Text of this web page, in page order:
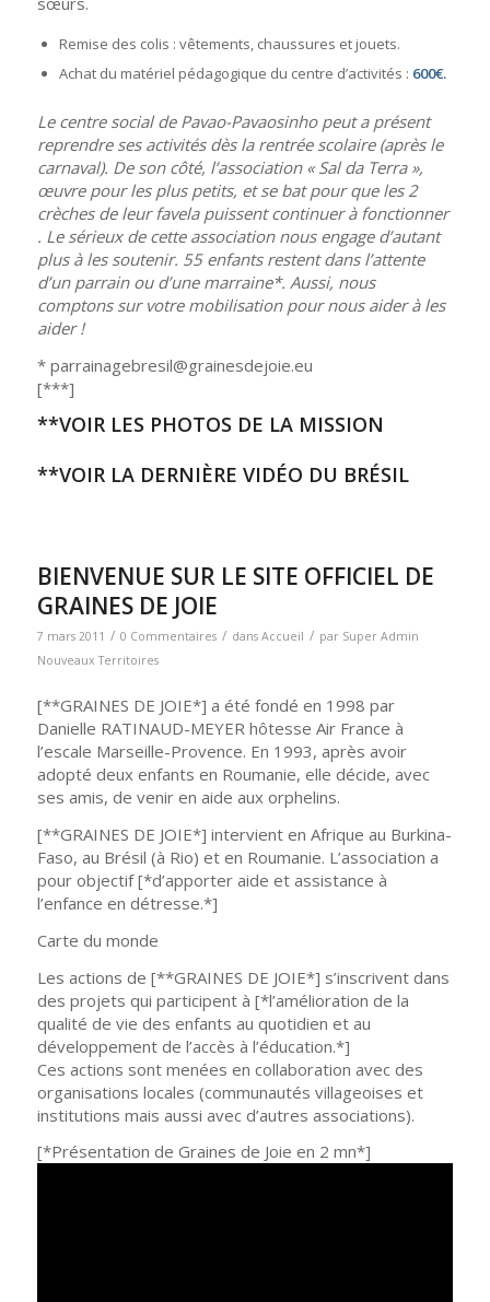
Remise des colis : vêtements, chaussures et jouets.
Achat du matériel pédagogique du centre d’activités : 600€.
Le centre social de Pavao-Pavaosinho peut a présent
reprendre ses activités dès la rentrée scolaire (après le
carnaval). De son côté, l’association « Sal da Terra »,
œuvre pour les plus petits, et se bat pour que les 2
crèches de leur favela puissent continuer à fonctionner
. Le sérieux de cette association nous engage d’autant
plus à les soutenir. 55 enfants restent dans l’attente
d’un parrain ou d’une marraine*. Aussi, nous
comptons sur votre mobilisation pour nous aider à les
aider !
* parrainagebresil@grainesdejoie.eu
[***]
**VOIR LES PHOTOS DE LA MISSION
**VOIR LA DERNIÈRE VIDÉO DU BRÉSIL
BIENVENUE SUR LE SITE OFFICIEL DE
GRAINES DE JOIE
7 mars 2011 / 0 Commentaires / dans Accueil / par Super Admin
Nouveaux Territoires
[**GRAINES DE JOIE*] a été fondé en 1998 par
Danielle RATINAUD-MEYER hôtesse Air France à
l’escale Marseille-Provence. En 1993, après avoir
adopté deux enfants en Roumanie, elle décide, avec
ses amis, de venir en aide aux orphelins.
[**GRAINES DE JOIE*] intervient en Afrique au Burkina-
Faso, au Brésil (à Rio) et en Roumanie. L’association a
pour objectif [*d’apporter aide et assistance à
l’enfance en détresse.*]
Carte du monde
Les actions de [**GRAINES DE JOIE*] s’inscrivent dans
des projets qui participent à [*l’amélioration de la
qualité de vie des enfants au quotidien et au
développement de l’accès à l’éducation.*]
Ces actions sont menées en collaboration avec des
organisations locales (communautés villageoises et
institutions mais aussi avec d’autres associations).
[*Présentation de Graines de Joie en 2 mn*]